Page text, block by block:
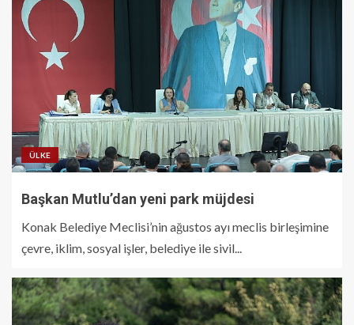
ÜLKE
Başkan Mutlu’dan yeni park müjdesi
Konak Belediye Meclisi’nin ağustos ayı meclis birleşimine
çevre, iklim, sosyal işler, belediye ile sivil...